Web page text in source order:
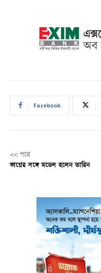
Facebook
<< পরে
ভাগ্নের সঙ্গে মডেল হলেন তারিন